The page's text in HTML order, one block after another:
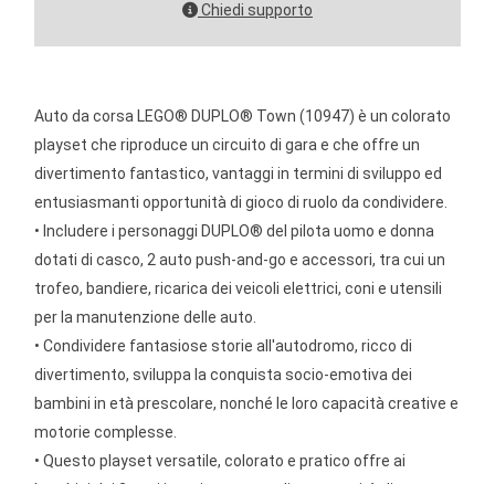
Chiedi supporto
Auto da corsa LEGO® DUPLO® Town (10947) è un colorato
playset che riproduce un circuito di gara e che offre un
divertimento fantastico, vantaggi in termini di sviluppo ed
entusiasmanti opportunità di gioco di ruolo da condividere.
• Includere i personaggi DUPLO® del pilota uomo e donna
dotati di casco, 2 auto push-and-go e accessori, tra cui un
trofeo, bandiere, ricarica dei veicoli elettrici, coni e utensili
per la manutenzione delle auto.
• Condividere fantasiose storie all'autodromo, ricco di
divertimento, sviluppa la conquista socio-emotiva dei
bambini in età prescolare, nonché le loro capacità creative e
motorie complesse.
• Questo playset versatile, colorato e pratico offre ai